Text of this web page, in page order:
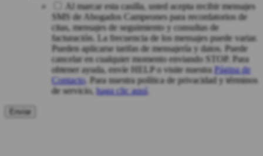
Al marcar esta casilla, usted acepta recibir mensajes
SMS de Abogados Campeones para recordatorios de
citas, mensajes de seguimiento y consultas de
facturación. La frecuencia de los mensajes puede variar.
Pueden aplicarse tarifas de mensajería y datos. Puede
cancelar en cualquier momento enviando STOP. Para
obtener ayuda, envíe HELP o visite nuestra Página de
Contacto. Para nuestra política de privacidad y términos
de servicio, haga clic aquí